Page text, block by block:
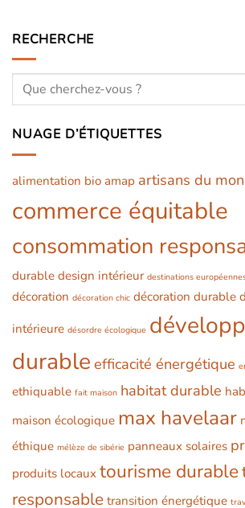
RECHERCHE
NUAGE D’ÉTIQUETTES
alimentation bio amap artisans du
commerce équitable
consommation
durable design intérieur destinations
décoration décoration chic décoration durable
intérieure désordre écologique
durable efficacité énergétique
ethiquable fait maison habitat durable
maison écologique max havelaar
éthique mélèze de sibérie panneaux solaires
produits locaux tourisme durable
responsable transition énergétique